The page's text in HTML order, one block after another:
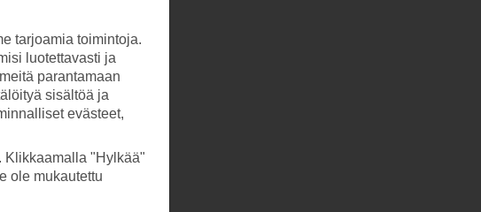
tarjoamia toimintoja.
luotettavasti ja
parantamaan
sisältöä ja
evästeet,
Klikkaamalla "Hylkää"
ole mukautettu